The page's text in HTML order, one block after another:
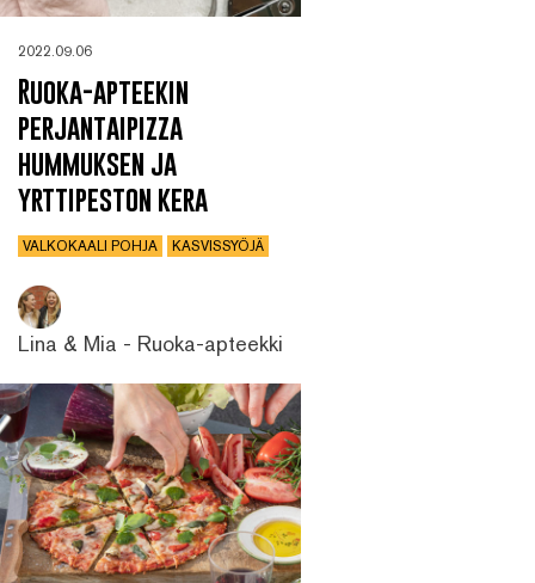
2022.09.06
Ruoka-apteekin
perjantaipizza
hummuksen ja
yrttipeston kera
VALKOKAALI POHJA KASVISSYÖJÄ
Lina & Mia - Ruoka-apteekki